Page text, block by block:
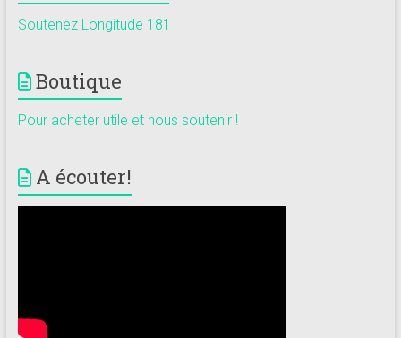
Soutenez Longitude 181
Boutique
Pour acheter utile et nous soutenir !
A écouter!